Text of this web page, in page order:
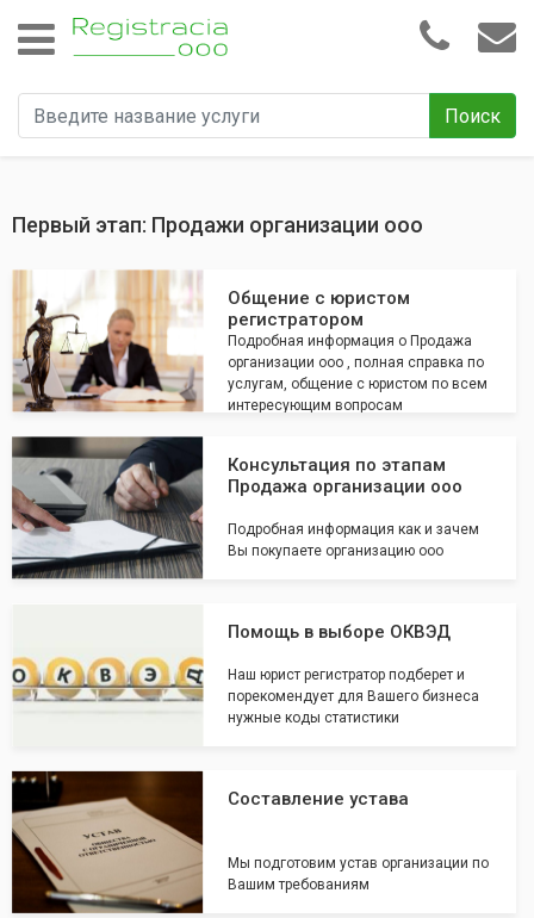
Поиск
Первый этап: Продажи организации ооо
Общение с юристом
регистратором
Подробная информация о Продажа
организации ооо , полная справка по
услугам, общение с юристом по всем
интересующим вопросам
Консультация по этапам
Продажа организации ооо
Подробная информация как и зачем
Вы покупаете организацию ооо
Помощь в выборе ОКВЭД
Наш юрист регистратор подберет и
порекомендует для Вашего бизнеса
нужные коды статистики
Составление устава
Мы подготовим устав организации по
Вашим требованиям